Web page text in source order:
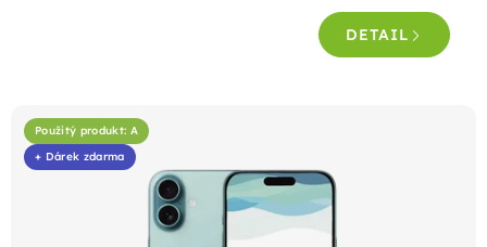
DETAIL
Použitý produkt: A
+ Dárek zdarma